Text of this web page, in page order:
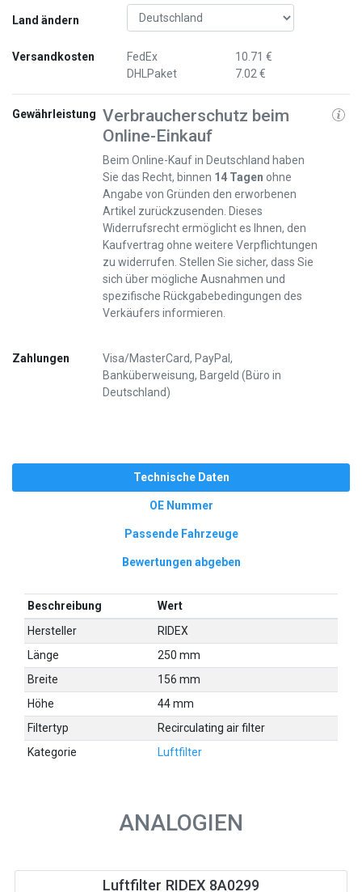
Land ändern
Versandkosten
FedEx
DHLPaket
10.71 €
7.02 €
Gewährleistung Verbraucherschutz beim
Online-Einkauf
Beim Online-Kauf in Deutschland haben
Sie das Recht, binnen 14 Tagen ohne
Angabe von Gründen den erworbenen
Artikel zurückzusenden. Dieses
Widerrufsrecht ermöglicht es Ihnen, den
Kaufvertrag ohne weitere Verpflichtungen
zu widerrufen. Stellen Sie sicher, dass Sie
sich über mögliche Ausnahmen und
spezifische Rückgabebedingungen des
Verkäufers informieren.
Zahlungen
Visa/MasterCard, PayPal,
Banküberweisung, Bargeld (Büro in
Deutschland)
Technische Daten
OE Nummer
Passende Fahrzeuge
Bewertungen abgeben
Beschreibung
Wert
Hersteller
RIDEX
Länge
250 mm
Breite
156 mm
Höhe
44 mm
Filtertyp
Recirculating air filter
Kategorie
Luftfilter
ANALOGIEN
Luftfilter RIDEX 8A0299